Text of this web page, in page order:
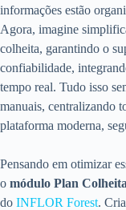
informações estão
Agora, imagine
colheita, garantindo o
confiabilidade,
tempo real. Tudo isso
manuais, centralizando
plataforma moderna,
Pensando em otimizar
o módulo Plan Colheita
do INFLOR Forest.